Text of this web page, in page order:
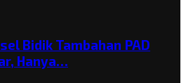
Bidik Tambahan PAD
Hanya…